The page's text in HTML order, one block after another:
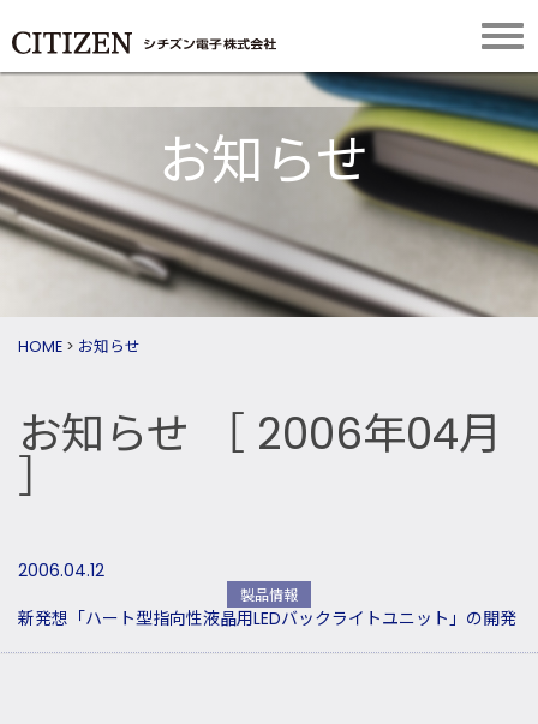
お知らせ
HOME > お知らせ
お知らせ ［ 2006年04月
］
2006.04.12
製品情報
新発想「ハート型指向性液晶用LEDバックライトユニット」の開発